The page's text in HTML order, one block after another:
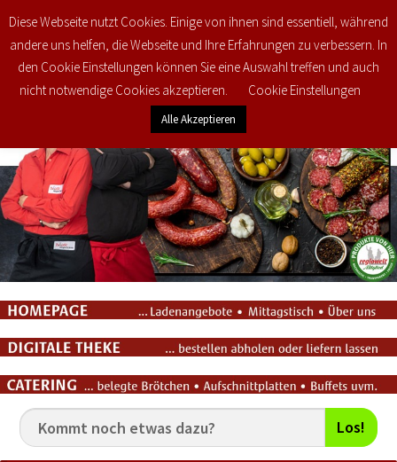
€0,00 0
Los!
Diese Webseite nutzt Cookies. Einige von ihnen sind essentiell, während
andere uns helfen, die Webseite und Ihre Erfahrungen zu verbessern. In
den Cookie Einstellungen können Sie eine Auswahl treffen und auch
nicht notwendige Cookies akzeptieren.
Cookie Einstellungen
Alle Akzeptieren